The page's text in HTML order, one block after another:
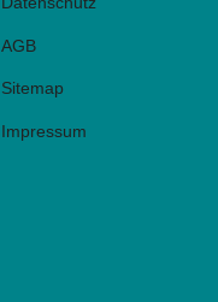
AGB
Sitemap
Impressum